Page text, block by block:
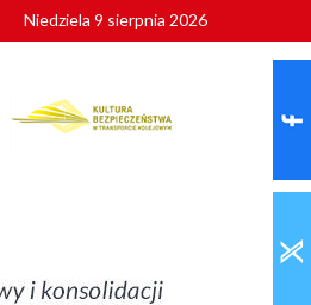
Niedziela 9 sierpnia 2026